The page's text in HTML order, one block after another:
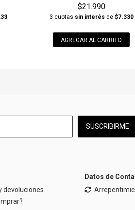
$21.990
3 cuotas sin interés de $7.330
AGREGAR AL CARRITO
SUSCRIBIRME
devoluciones
Datos de